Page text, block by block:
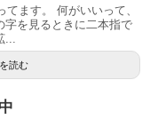
ます。 何がいいって、
字を見るときに二本指で
...
読む